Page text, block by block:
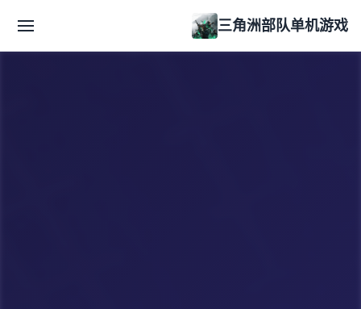
三角洲部队单机游戏